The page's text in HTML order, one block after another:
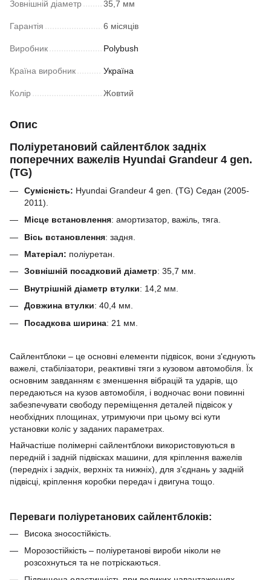
Зовнішній діаметр 35,7 мм
Гарантія 6 місяців
Виробник Polybush
Країна виробник Україна
Колір Жовтий
Опис
Поліуретановий сайлентблок задніх
поперечних важелів Hyundai Grandeur 4 gen.
(TG)
Сумісність: Hyundai Grandeur 4 gen. (TG) Седан (2005-
2011).
Місце встановлення: амортизатор, важіль, тяга.
Вісь встановлення: задня.
Матеріал: поліуретан.
Зовнішній посадковий діаметр: 35,7 мм.
Внутрішній діаметр втулки: 14,2 мм.
Довжина втулки: 40,4 мм.
Посадкова ширина: 21 мм.
Сайлентблоки – це основні елементи підвісок, вони з'єднують
важелі, стабілізатори, реактивні тяги з кузовом автомобіля.
Їх
основним завданням є зменшення вібрацій та ударів, що
передаються на кузов автомобіля, і водночас вони повинні
забезпечувати свободу переміщення деталей підвісок у
необхідних площинах, утримуючи при цьому всі кути
установки коліс у заданих параметрах.
Найчастіше полімерні сайлентблоки використовуються в
передній і задній підвісках машини, для кріплення важелів
(передніх і задніх, верхніх та нижніх), для з’єднань у задній
підвісці, кріплення коробки передач і двигуна тощо.
Переваги поліуретанових сайлентблоків:
Висока зносостійкість.
Морозостійкість – поліуретанові вироби ніколи не
розсохнуться та не потріскаються.